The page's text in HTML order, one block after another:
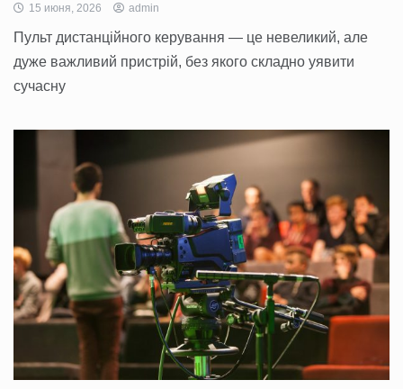
15 июня, 2026 admin
Пульт дистанційного керування — це невеликий, але
дуже важливий пристрій, без якого складно уявити
сучасну